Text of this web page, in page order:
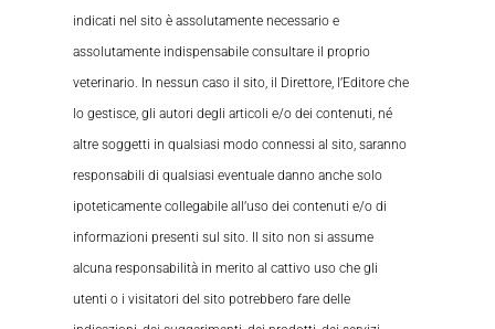
indicati nel sito è assolutamente necessario e
assolutamente indispensabile consultare il proprio
veterinario. In nessun caso il sito, il Direttore, l’Editore che
lo gestisce, gli autori degli articoli e/o dei contenuti, né
altre soggetti in qualsiasi modo connessi al sito, saranno
responsabili di qualsiasi eventuale danno anche solo
ipoteticamente collegabile all’uso dei contenuti e/o di
informazioni presenti sul sito. Il sito non si assume
alcuna responsabilità in merito al cattivo uso che gli
utenti o i visitatori del sito potrebbero fare delle